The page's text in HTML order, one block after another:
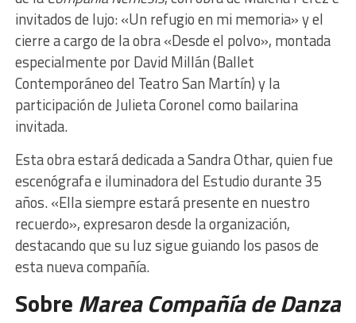
invitados de lujo: «Un refugio en mi memoria» y el
cierre a cargo de la obra «Desde el polvo», montada
especialmente por David Millán (Ballet
Contemporáneo del Teatro San Martín) y la
participación de Julieta Coronel como bailarina
invitada.
Esta obra estará dedicada a Sandra Othar, quien fue
escenógrafa e iluminadora del Estudio durante 35
años. «Ella siempre estará presente en nuestro
recuerdo», expresaron desde la organización,
destacando que su luz sigue guiando los pasos de
esta nueva compañía.
Sobre Marea Compañía de Danza